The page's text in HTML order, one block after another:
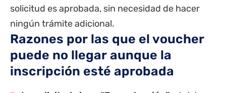
solicitud es aprobada, sin necesidad de hacer
ningún trámite adicional.
Razones por las que el voucher
puede no llegar aunque la
inscripción esté aprobada